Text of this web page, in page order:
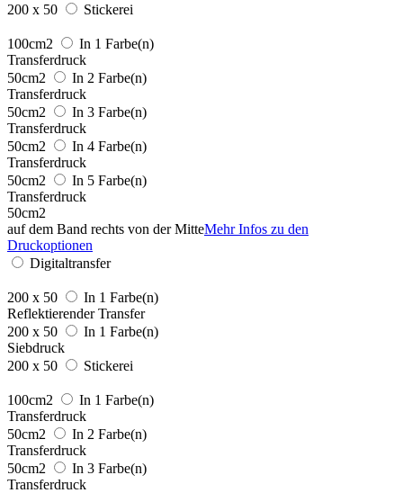
200 x 50
Stickerei
100cm2
In 1 Farbe(n)
Transferdruck
50cm2
In 2 Farbe(n)
Transferdruck
50cm2
In 3 Farbe(n)
Transferdruck
50cm2
In 4 Farbe(n)
Transferdruck
50cm2
In 5 Farbe(n)
Transferdruck
50cm2
auf dem Band rechts von der MitteMehr Infos zu den
Druckoptionen
Digitaltransfer
200 x 50
In 1 Farbe(n)
Reflektierender Transfer
200 x 50
In 1 Farbe(n)
Siebdruck
200 x 50
Stickerei
100cm2
In 1 Farbe(n)
Transferdruck
50cm2
In 2 Farbe(n)
Transferdruck
50cm2
In 3 Farbe(n)
Transferdruck